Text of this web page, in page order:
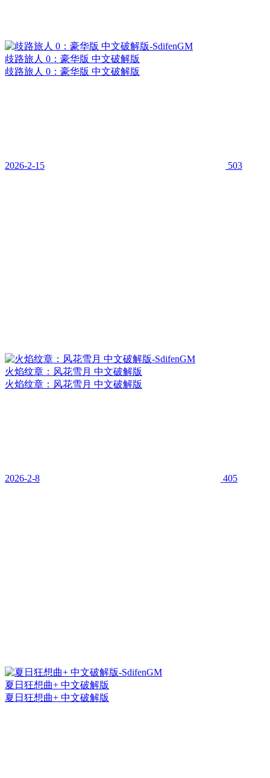
歧路旅人 0：豪华版 中文破解版
歧路旅人 0：豪华版 中文破解版
2026-2-15 503
火焰纹章：风花雪月 中文破解版
火焰纹章：风花雪月 中文破解版
2026-2-8 405
夏日狂想曲+ 中文破解版
夏日狂想曲+ 中文破解版